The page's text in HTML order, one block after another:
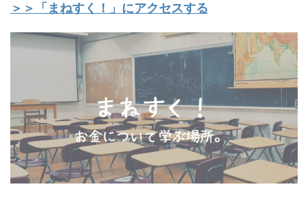
＞＞「まねすく！」にアクセスする